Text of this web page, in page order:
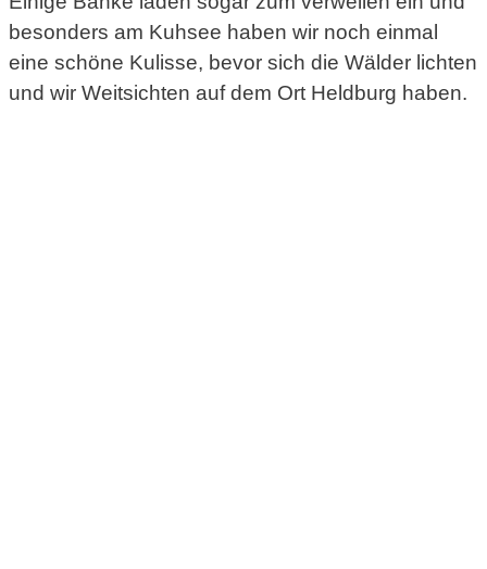
besonders am Kuhsee haben wir noch einmal
eine schöne Kulisse, bevor sich die Wälder lichten
und wir Weitsichten auf dem Ort Heldburg haben.